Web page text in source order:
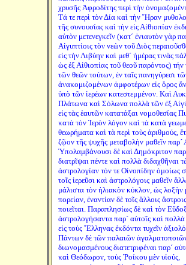
χρυσῆς Ἀφροδίτης περὶ τὴν
Τά τε περὶ τὸν Δία καὶ τὴν Ἥραν
τῆς συνουσίας καὶ τὴν εἰς Αἰθιοπίαν
αὐτὸν μετενεγκεῖν (κατ´ ἐνιαυτὸν γὰρ
Αἰγυπτίοις τὸν νεὼν τοῦ Διὸς
εἰς τὴν Λιβύην καὶ μεθ´ ἡμέρας τινὰς
ὡς ἐξ Αἰθιοπίας τοῦ θεοῦ παρόντος) τήν
τῶν θεῶν τούτων, ἐν ταῖς πανηγύρεσι
ἀνακομιζομένων ἀμφοτέρων εἰς ὄρος
ὑπὸ τῶν ἱερέων κατεστεμμένον. Καὶ
Πλάτωνα καὶ Σόλωνα πολλὰ τῶν ἐξ
εἰς τὰς ἑαυτῶν κατατάξαι νομοθεσίας
κατὰ τὸν Ἱερὸν λόγον καὶ τὰ κατὰ
θεωρήματα καὶ τὰ περὶ τοὺς ἀριθμούς,
ζῷον τῆς ψυχῆς μεταβολὴν μαθεῖν παρ´
Ὑπολαμβάνουσι δὲ καὶ Δημόκριτον
διατρῖψαι πέντε καὶ πολλὰ διδαχθῆναι
ἀστρολογίαν τόν τε Οἰνοπίδην ὁμοίως
τοῖς ἱερεῦσι καὶ ἀστρολόγοις μαθεῖν
μάλιστα τὸν ἡλιακὸν κύκλον, ὡς λοξὴν
πορείαν, ἐναντίαν δὲ τοῖς ἄλλοις
ποιεῖται. Παραπλησίως δὲ καὶ τὸν
ἀστρολογήσαντα παρ´ αὐτοῖς καὶ
εἰς τοὺς Ἕλληνας ἐκδόντα τυχεῖν
Πάντων δὲ τῶν παλαιῶν
διωνομασμένους διατετριφέναι παρ´
καὶ Θεόδωρον, τοὺς Ῥοίκου μὲν υἱούς,